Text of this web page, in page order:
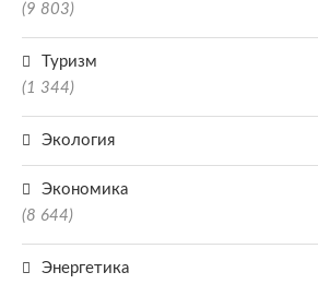
(9 803)
Туризм
(1 344)
Экология
Экономика
(8 644)
Энергетика